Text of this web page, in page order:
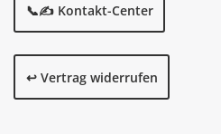
📞✍️ Kontakt-Center
↩️ Vertrag widerrufen